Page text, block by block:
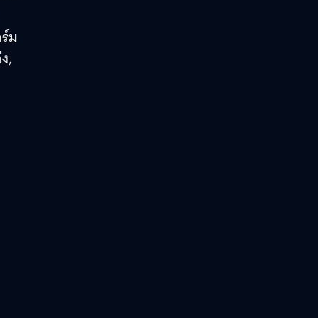
ม
,